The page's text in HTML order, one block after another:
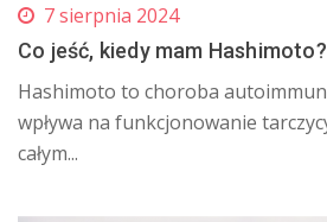
7 sierpnia 2024
Co jeść, kiedy mam Hashimoto?
Hashimoto to choroba
wpływa na funkcjonowanie
całym...